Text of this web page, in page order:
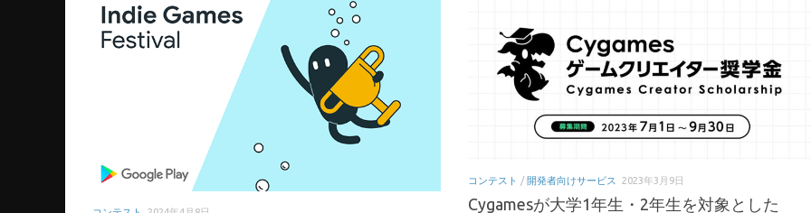
コンテスト /開発者向けサービス 2023年3月9日
Cygamesが大学1年生・2年生を対象とした